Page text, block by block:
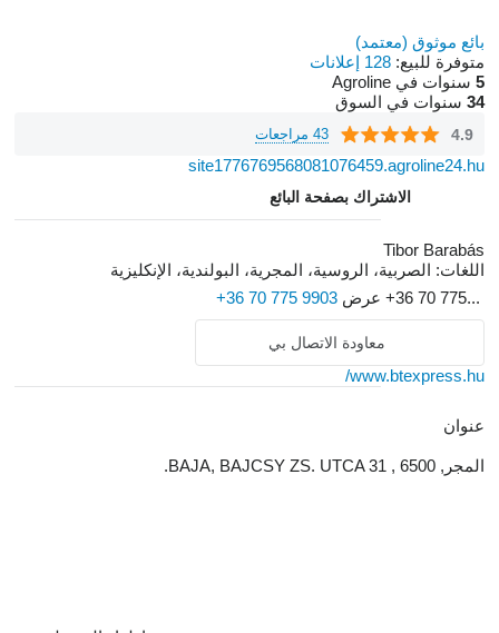
بائع موثوق (معتمد)
متوفرة للبيع: 128 إعلانات
5 سنوات في Agroline
34 سنوات في السوق
4.9 43 مراجعات
site1776769568081076459.agroline24.hu
الاشتراك بصفحة البائع
Tibor Barabás
اللغات: الصربية، الروسية، المجرية، البولندية، الإنكليزية
+36 70 775... عرض +36 70 775 9903
معاودة الاتصال بي
www.btexpress.hu/
عنوان
المجر, 6500 , BAJA, BAJCSY ZS. UTCA 31.